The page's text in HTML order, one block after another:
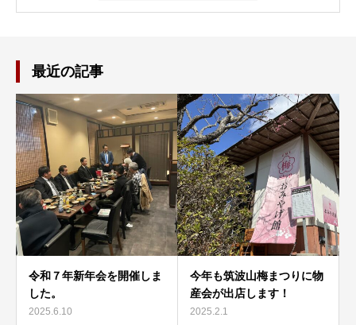
最近の記事
令和７年新年会を開催しま
した。
2025.6.10
今年も筑波山梅まつりに物
産会が出店します！
2025.2.1